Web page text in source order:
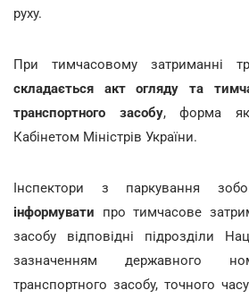
руху.
При тимчасовому затриманні
складається акт огляду та
транспортного засобу, форма
Кабінетом Міністрів України.
Інспектори з паркування
інформувати про тимчасове
засобу відповідні підрозділи
зазначенням державного
транспортного засобу, точного